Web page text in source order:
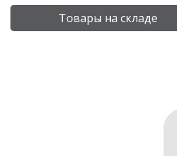
Товары на складе